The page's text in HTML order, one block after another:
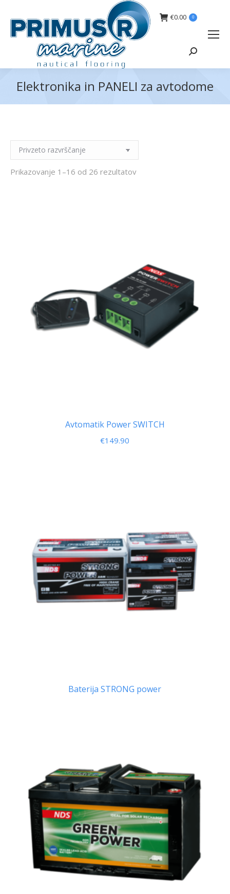
€0.00 0
Search:
Elektronika in PANELI za avtodome
You are here:
Prikazovanje 1–16 od 26 rezultatov
Avtomatik Power SWITCH
€149.90
Baterija STRONG power